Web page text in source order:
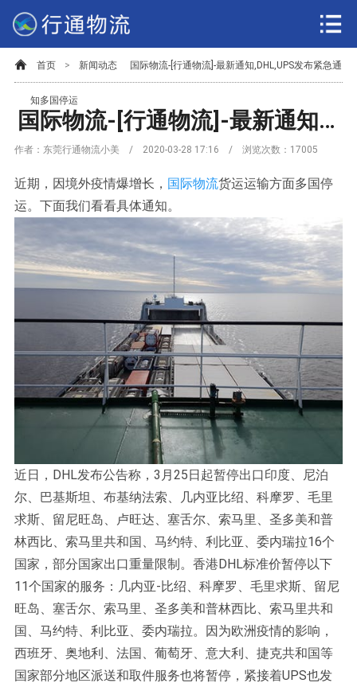
首页 > 新闻动态 国际物流-[行通物流]-最新通知,DHL,UPS发布紧急通
知多国停运
国际物流-[行通物流]-最新通知,DHL,UPS发布紧急通知多国停运
作者：东莞行通物流小美 / 2020-03-28 17:16 / 浏览次数： 17005
近期，因境外疫情爆增长， 国际物流货运运输方面多国停
运。下面我们看看具体通知。
近日，DHL发布公告称，3月25日起暂停出口印度、尼泊
尔、巴基斯坦、布基纳法索、几内亚比绍、科摩罗、毛里
求斯、留尼旺岛、卢旺达、塞舌尔、索马里、圣多美和普
林西比、索马里共和国、马约特、利比亚、委内瑞拉16个
国家，部分国家出口重量限制。香港DHL标准价暂停以下
11个国家的服务：几内亚-比绍、科摩罗、毛里求斯、留尼
旺岛、塞舌尔、索马里、圣多美和普林西比、索马里共和
国、马约特、利比亚、委内瑞拉。因为欧洲疫情的影响，
西班牙、奥地利、法国、葡萄牙、意大利、捷克共和国等
国家部分地区派送和取件服务也将暂停，紧接着UPS也发